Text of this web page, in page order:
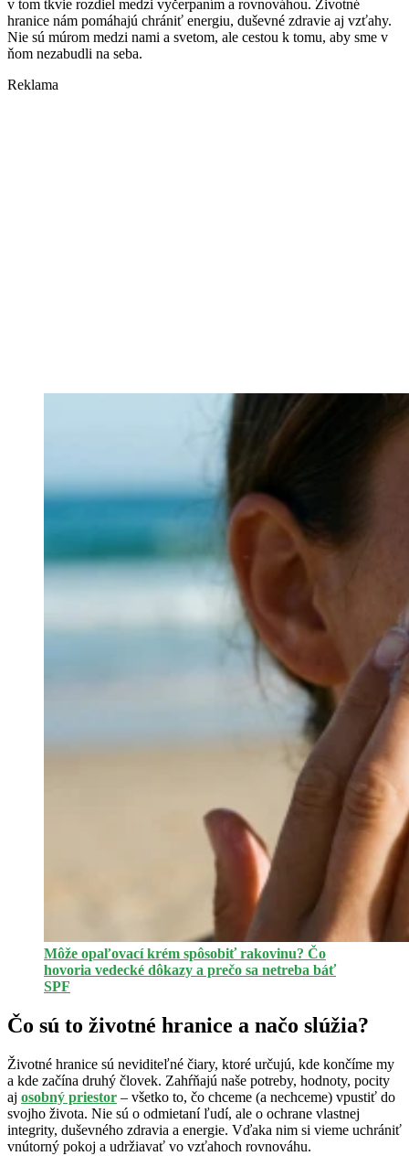
v tom tkvie rozdiel medzi vyčerpaním a rovnováhou. Životné
hranice nám pomáhajú chrániť energiu, duševné zdravie aj vzťahy.
Nie sú múrom medzi nami a svetom, ale cestou k tomu, aby sme v
ňom nezabudli na seba.
Reklama
Môže opaľovací krém spôsobiť rakovinu? Čo
hovoria vedecké dôkazy a prečo sa netreba báť
SPF
Čo sú to životné hranice a načo slúžia?
Životné hranice sú neviditeľné čiary, ktoré určujú, kde končíme my
a kde začína druhý človek. Zahŕňajú naše potreby, hodnoty, pocity
aj osobný priestor – všetko to, čo chceme (a nechceme) vpustiť do
svojho života. Nie sú o odmietaní ľudí, ale o ochrane vlastnej
integrity, duševného zdravia a energie. Vďaka nim si vieme uchrániť
vnútorný pokoj a udržiavať vo vzťahoch rovnováhu.